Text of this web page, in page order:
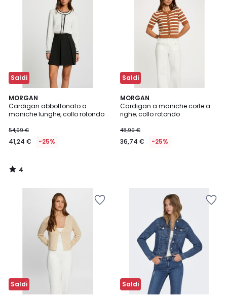
Saldi
MORGAN
Cardigan abbottonato a
maniche lunghe, collo rotondo
54,99 €
41,24 € -25%
4
/
5
4
/
Saldi
MORGAN
Cardigan a maniche corte a
righe, collo rotondo
48,99 €
36,74 € -25%
Saldi Saldi